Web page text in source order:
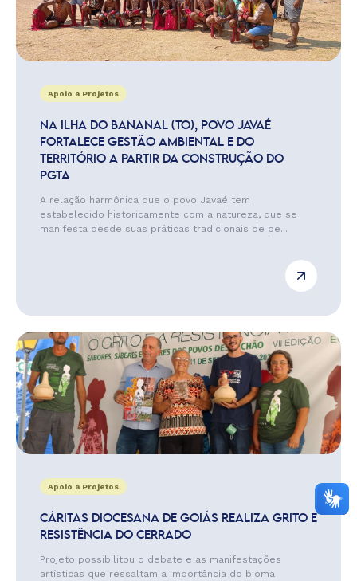
Apoio a Projetos
NA ILHA DO BANANAL (TO), POVO JAVAÉ
FORTALECE GESTÃO AMBIENTAL E DO
TERRITÓRIO A PARTIR DA CONSTRUÇÃO DO
PGTA
A relação harmônica que o povo Javaé tem
estabelecido historicamente com a natureza, que se
manifesta desde suas práticas tradicionais de pe...
Apoio a Projetos
CÁRITAS DIOCESANA DE GOIÁS REALIZA GRITO E
RESISTÊNCIA DO CERRADO
Projeto possibilitou o debate e as manifestações
artísticas que ressaltam a importância do bioma